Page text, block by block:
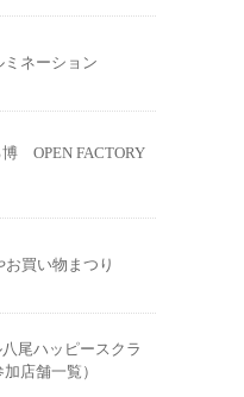
ミネーション
OPEN FACTORY
お買い物まつり
尾ハッピースクラ
店舗一覧）